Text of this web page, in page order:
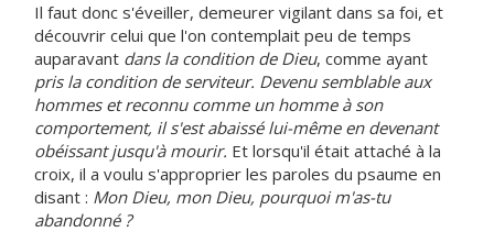
Il faut donc s'éveiller, demeurer vigilant dans sa foi, et
découvrir celui que l'on contemplait peu de temps
auparavant dans la condition de Dieu, comme ayant
pris la condition de serviteur. Devenu semblable aux
hommes et reconnu comme un homme à son
comportement, il s'est abaissé lui-même en devenant
obéissant jusqu'à mourir. Et lorsqu'il était attaché à la
croix, il a voulu s'approprier les paroles du psaume en
disant : Mon Dieu, mon Dieu, pourquoi m'as-tu
abandonné ?